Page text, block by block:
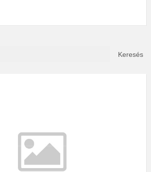
Keresés